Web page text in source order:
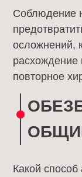
Соблюдение
осложнений,
расхождение
повторное
Какой способ